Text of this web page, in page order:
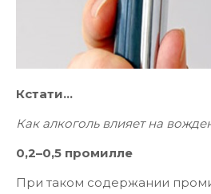
Кстати…
Как алкоголь влияет на
0,2–0,5 промилле
При таком содержании